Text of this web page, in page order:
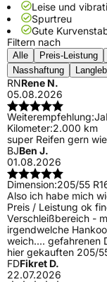
Leise und
Spurtreu
Gute
Filtern nach
Alle Preis-Leistung
Nasshaftung
RNRene N.
05.08.2026
Weiterempfehlung:Ja
Kilometer:2.000 km
super Reifen gern
BJBen J.
01.08.2026
Dimension:205/55
Also ich habe mich
Preis / Leistung ok
Verschleißbereich -
irgendwelche
weich.... gefahrenen
hier gekauften 205/
FDFikret D.
22.07.2026